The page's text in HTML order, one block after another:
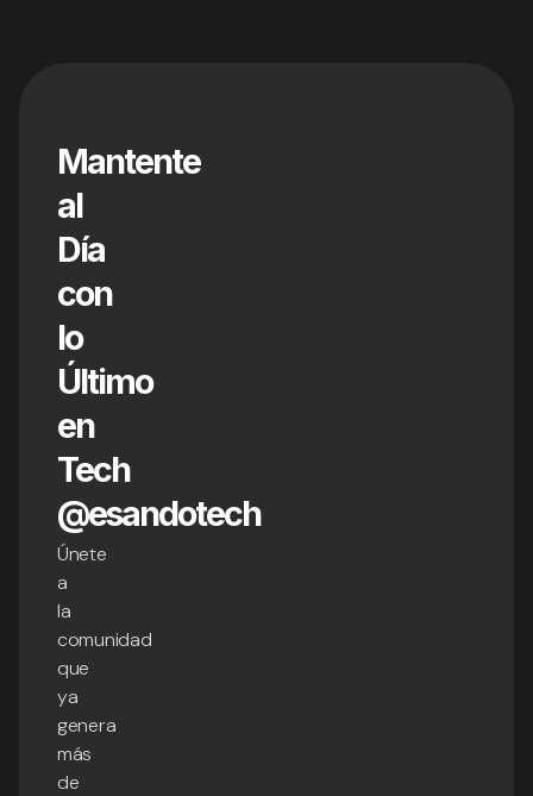
Mantente
al
Día
con
lo
Último
en
Tech
@esandotech
Únete
a
la
comunidad
que
ya
genera
más
de